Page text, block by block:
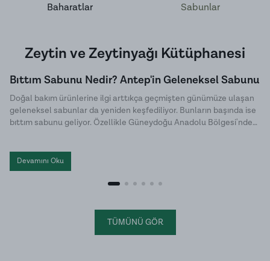
Baharatlar Sabunlar
Zeytin ve Zeytinyağı Kütüphanesi
Bıttım Sabunu Nedir? Antep'in Geleneksel Sabunu
Doğal bakım ürünlerine ilgi arttıkça geçmişten günümüze ulaşan
geleneksel sabunlar da yeniden keşfediliyor. Bunların başında ise
bıttım sabunu geliyor. Özellikle Güneydoğu Anadolu Bölgesi'nde
Antep sabunu olarak da bilinen bıttım sabunu, kimyasal
katkılardan uzak , hem cilt hem de saç bakımında tercih edilen
geleneksel sabunlar arasında yer alıyor.
Devamını Oku
TÜMÜNÜ GÖR